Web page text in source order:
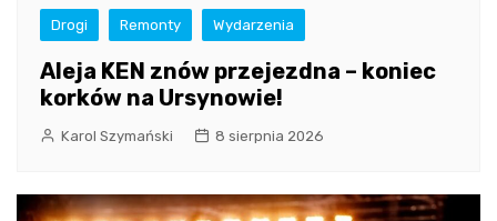
Drogi Remonty Wydarzenia
Aleja KEN znów przejezdna – koniec
korków na Ursynowie!
Karol Szymański 8 sierpnia 2026